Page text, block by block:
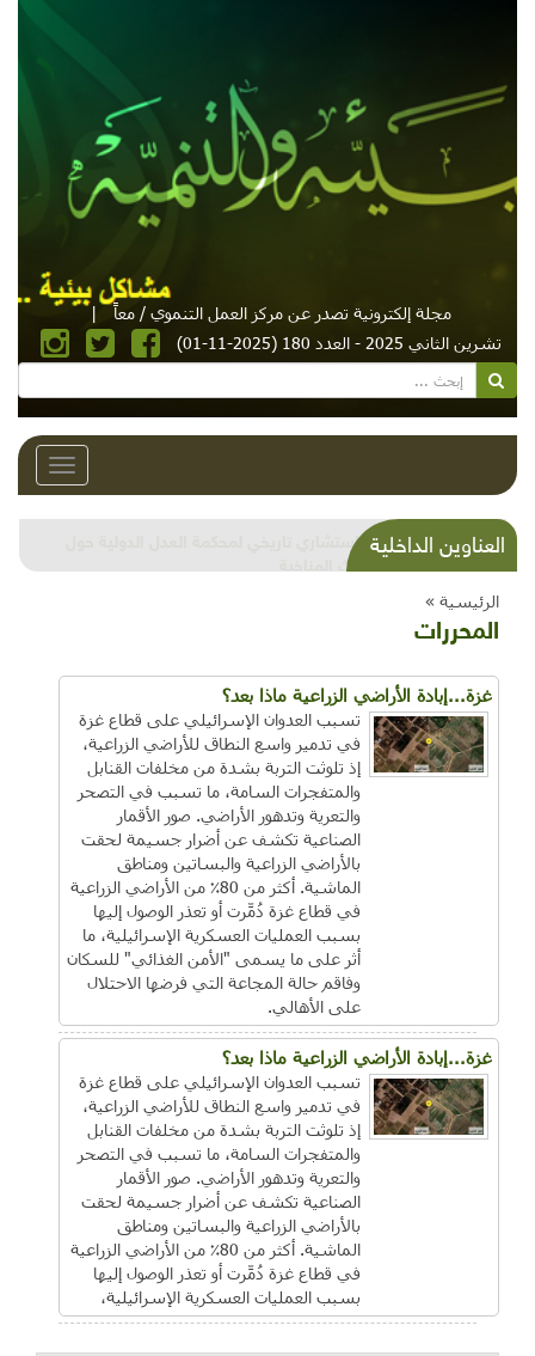
مجلة إلكترونية تصدر عن مركز العمل التنموي / معاً
|
تشرين الثاني 2025 - العدد 180 (2025-11-01)
Toggle
العناوين الداخليةشذرات بيئية وتنموية...بنية تحتية وحلويات قبيحة
وحاكورة ونوبل وزيتون و"سيباط"
الرئيسية »
المحررات
غزة...إبادة الأراضي الزراعية ماذا بعد؟
تسبب العدوان الإسرائيلي على قطاع غزة
في تدمير واسع النطاق للأراضي الزراعية،
إذ تلوثت التربة بشدة من مخلفات القنابل
والمتفجرات السامة، ما تسبب في التصحر
والتعرية وتدهور الأراضي. صور الأقمار
الصناعية تكشف عن أضرار جسيمة لحقت
بالأراضي الزراعية والبساتين ومناطق
الماشية. أكثر من 80٪ من الأراضي الزراعية
في قطاع غزة دُمِّرت أو تعذر الوصول إليها
بسبب العمليات العسكرية الإسرائيلية، ما
أثر على ما يسمى "الأمن الغذائي" للسكان
وفاقم حالة المجاعة التي فرضها الاحتلال
على الأهالي.
غزة...إبادة الأراضي الزراعية ماذا بعد؟
تسبب العدوان الإسرائيلي على قطاع غزة
في تدمير واسع النطاق للأراضي الزراعية،
إذ تلوثت التربة بشدة من مخلفات القنابل
والمتفجرات السامة، ما تسبب في التصحر
والتعرية وتدهور الأراضي. صور الأقمار
الصناعية تكشف عن أضرار جسيمة لحقت
بالأراضي الزراعية والبساتين ومناطق
الماشية. أكثر من 80٪ من الأراضي الزراعية
في قطاع غزة دُمِّرت أو تعذر الوصول إليها
بسبب العمليات العسكرية الإسرائيلية،